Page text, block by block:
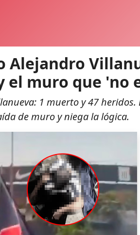
Alejandro
el muro que 'no
1 muerto y 47
de muro y niega la lógica.